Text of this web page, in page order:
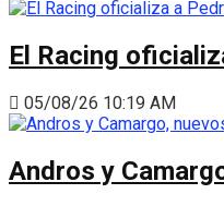
El Racing
05/08/26 10:19 AM
Andros y